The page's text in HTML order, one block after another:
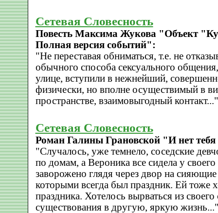
Сетевая Словесность
Повесть Максима Жукова "Объект
Полная версия событий":
"Не переставая обниматься, т.е. не
обычного способа сексуального
улице, вступили в нежнейший,
физически, но вполне осуществимый в
пространстве, взаимовыгодный контакт..."
Сетевая Словесность
Роман Галины Грановской "И нет
"Случалось, уже темнело, соседские
по домам, а Вероника все сидела у своего
заворожено глядя через двор на сияющие
которыми всегда был праздник. Ей тоже
праздника. Хотелось вырваться из
существования в другую, яркую